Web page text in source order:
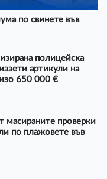
по свинете във
полицейска
артикули на
650 000 €
масираните проверки
по плажовете във